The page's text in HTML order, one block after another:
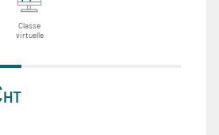
Classe
virtuelle
HT